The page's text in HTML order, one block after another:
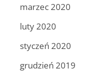
marzec 2020
luty 2020
styczeń 2020
grudzień 2019